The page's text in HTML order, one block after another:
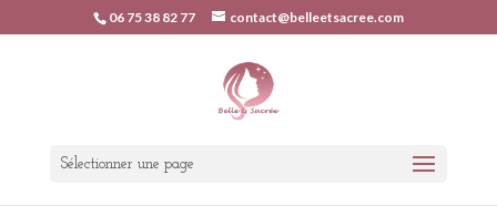
06 75 38 82 77 contact@belleetsacree.com
Sélectionner une page